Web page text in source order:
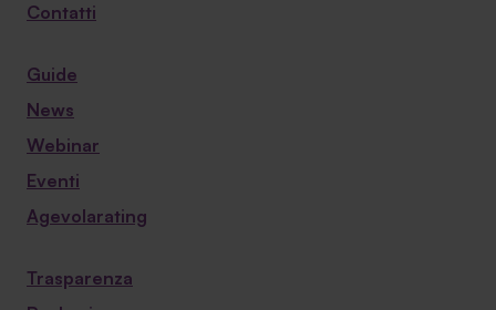
Contatti
Guide
News
Webinar
Eventi
Agevolarating
Trasparenza